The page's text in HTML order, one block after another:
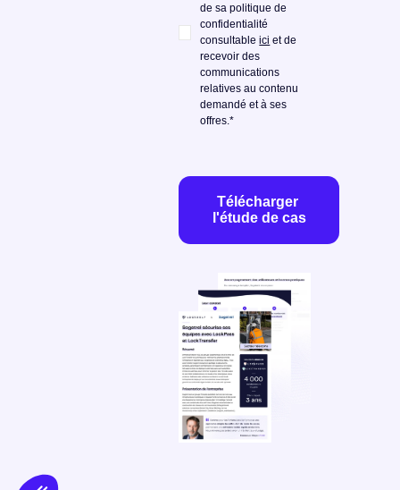
de sa politique de
confidentialité
consultableici et de
recevoir des
communications
relatives au contenu
demandé et à ses
offres.*